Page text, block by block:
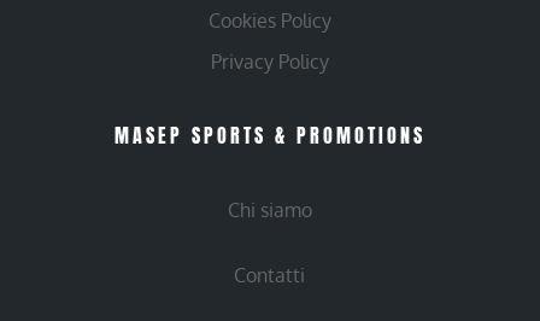
Cookies Policy
Privacy Policy
MASEP SPORTS & PROMOTIONS
Chi siamo
Contatti